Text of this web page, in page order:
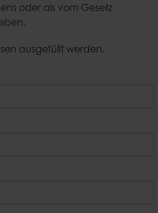
oder als vom Gesetz
ausgefüllt werden.